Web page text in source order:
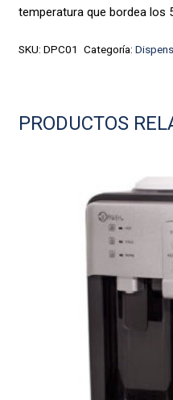
temperatura que bordea los
SKU: DPC01 Categoría:
PRODUCTOS